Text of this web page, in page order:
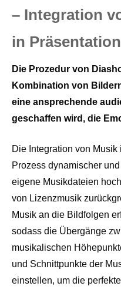
– Integration
in
Die Prozedur von
Kombination von
eine ansprechende
geschaffen wird, die
Die Integration von
Prozess dynamischer
eigene Musikdateien
von Lizenzmusik
Musik an die Bildfolgen
sodass die Übergänge
musikalischen
und Schnittpunkte der
einstellen, um die